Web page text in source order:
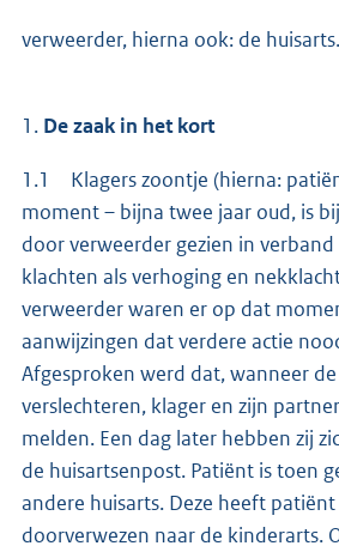
verweerder, hierna ook: de huisarts.
1. De zaak in het kort
1.1 Klagers zoontje (hierna:
moment – bijna twee jaar oud, is
door verweerder gezien in
klachten als verhoging en
verweerder waren er op dat
aanwijzingen dat verdere actie
Afgesproken werd dat, wanneer
verslechteren, klager en zijn
melden. Een dag later hebben zij
de huisartsenpost. Patiënt is toen
andere huisarts. Deze heeft
doorverwezen naar de kinderarts.